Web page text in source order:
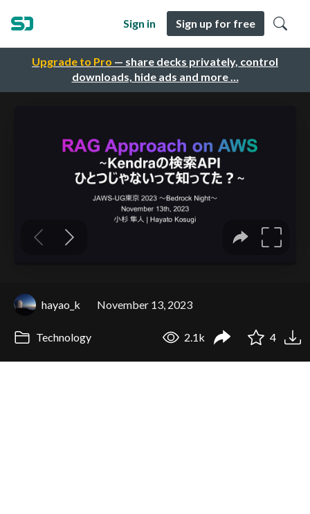
Upgrade to Pro — share decks privately, control
downloads, hide ads and more …
Sign in Sign up for free
hayao_k November 13, 2023
Technology 2.1k 4